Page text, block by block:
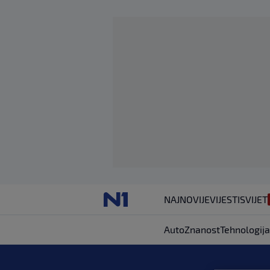
NAJNOVIJEVIJESTISVIJET
AutoZnanostTehnologija